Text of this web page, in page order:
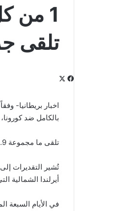
تلقى
فيسبوك
بالكامل ضد
تلقى ما مجموعة 8.9 مليون شخص حتى الآن كلا الجرعتين من اللقاح، أي ما يعادل 17.0% من السكان البالغين.
أيرلندا الشمالية التي طعمت 17.2% من سكانها البالغين،